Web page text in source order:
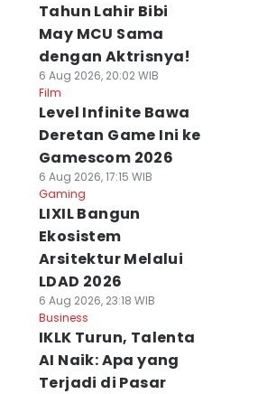
Tahun Lahir Bibi
May MCU Sama
dengan Aktrisnya!
6 Aug 2026, 20:02 WIB
Film
Level Infinite Bawa
Deretan Game Ini ke
Gamescom 2026
6 Aug 2026, 17:15 WIB
Gaming
LIXIL Bangun
Ekosistem
Arsitektur Melalui
LDAD 2026
6 Aug 2026, 23:18 WIB
Business
IKLK Turun, Talenta
AI Naik: Apa yang
Terjadi di Pasar